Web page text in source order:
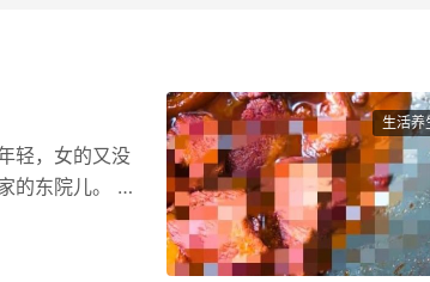
生活养
轻，女的又没
的东院儿。 男